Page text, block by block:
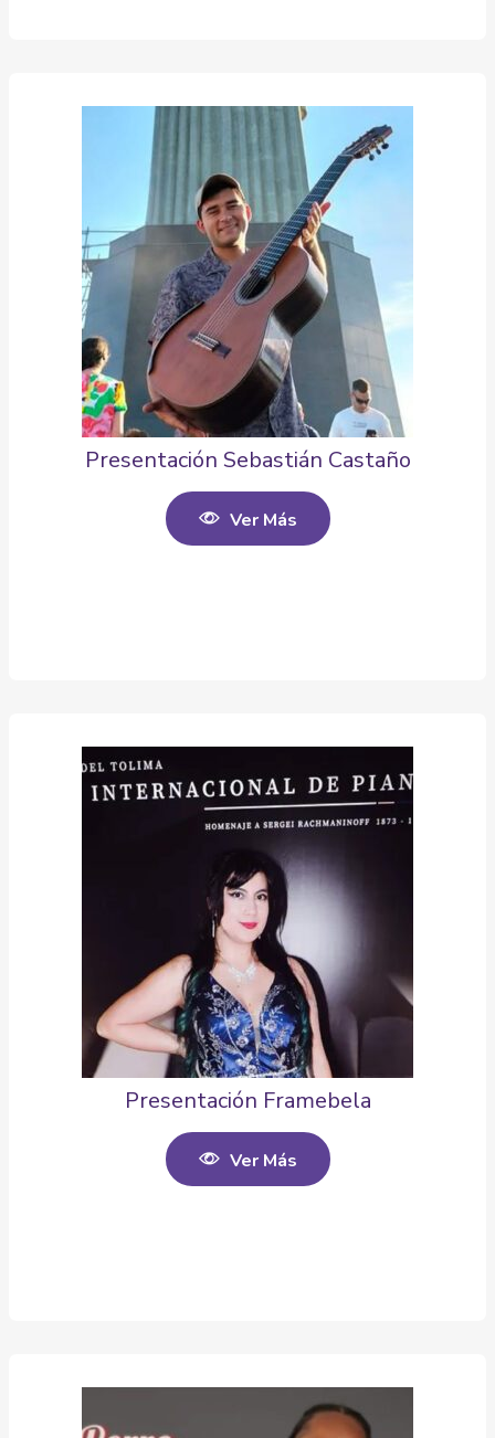
Presentación Sebastián Castaño
Ver Más
Presentación Framebela
Ver Más